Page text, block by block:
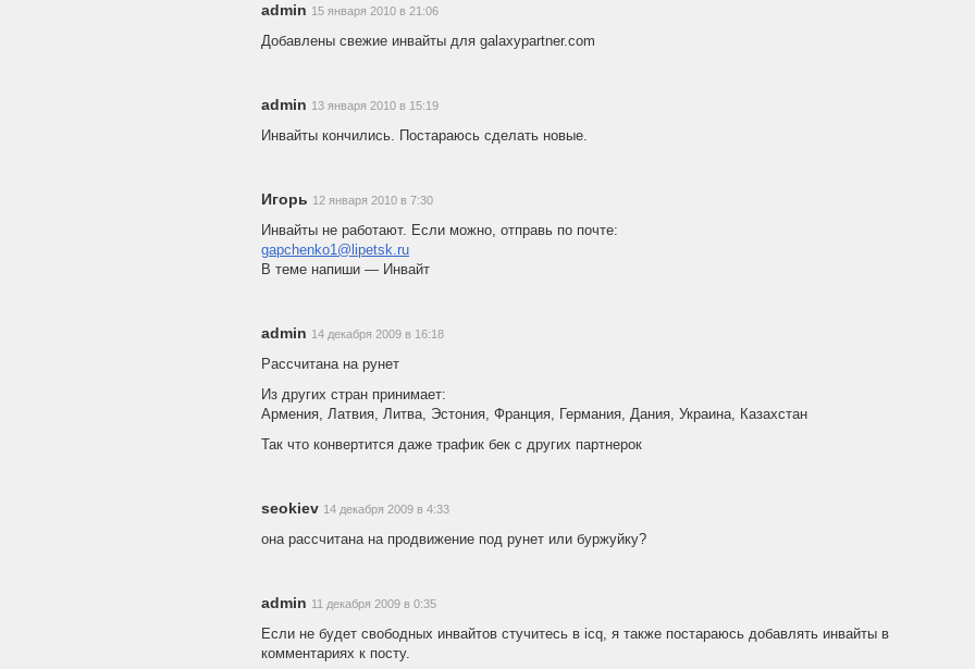
admin 15 января 2010 в 21:06
Добавлены свежие инвайты для galaxypartner.com
admin 13 января 2010 в 15:19
Инвайты кончились. Постараюсь сделать новые.
Игорь 12 января 2010 в 7:30
Инвайты не работают. Если можно, отправь по почте:
gapchenko1@lipetsk.ru
В теме напиши — Инвайт
admin 14 декабря 2009 в 16:18
Рассчитана на рунет
Из других стран принимает:
Армения, Латвия, Литва, Эстония, Франция, Германия, Дания, Украина, Казахстан
Так что конвертится даже трафик бек с других партнерок
seokiev 14 декабря 2009 в 4:33
она рассчитана на продвижение под рунет или буржуйку?
admin 11 декабря 2009 в 0:35
Если не будет свободных инвайтов стучитесь в icq, я также постараюсь добавлять инвайты в
комментариях к посту.